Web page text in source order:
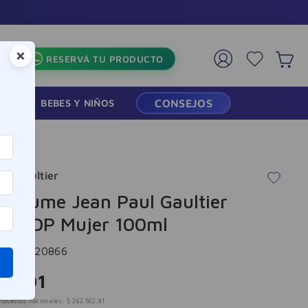
RESERVÁ TU PRODUCTO
BEBES Y NIÑOS CONSEJOS
Gaultier
Jean Paul Gaultier
EDP Mujer 100ml
-320866
. 701
nacionales: $ 262 . 562 ,81
×